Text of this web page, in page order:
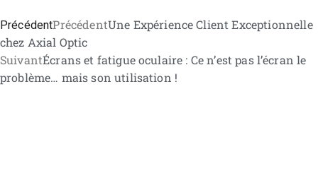
PrécédentPrécédentUne Expérience Client Exceptionnelle
chez Axial Optic
SuivantÉcrans et fatigue oculaire : Ce n’est pas l’écran le
problème… mais son utilisation !